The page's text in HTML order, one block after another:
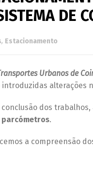
DE
, Estacionamento
Urbanos de
alterações
dos trabalhos,
.
a compreensão